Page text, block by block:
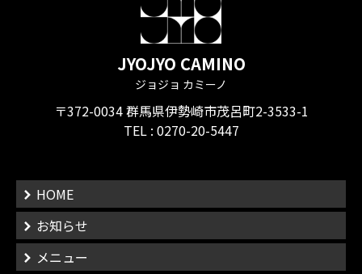
JYOJYO CAMINO
ジョジョ カミーノ
〒372-0034 群馬県伊勢崎市茂呂町2-3533-1
TEL : 0270-20-5447
HOME
お知らせ
メニュー